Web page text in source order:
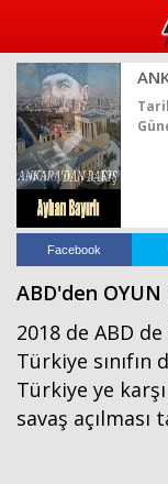
Facebook
ABD'den OYUN
2018 de ABD
Türkiye sınıfın
Türkiye ye
savaş açılması